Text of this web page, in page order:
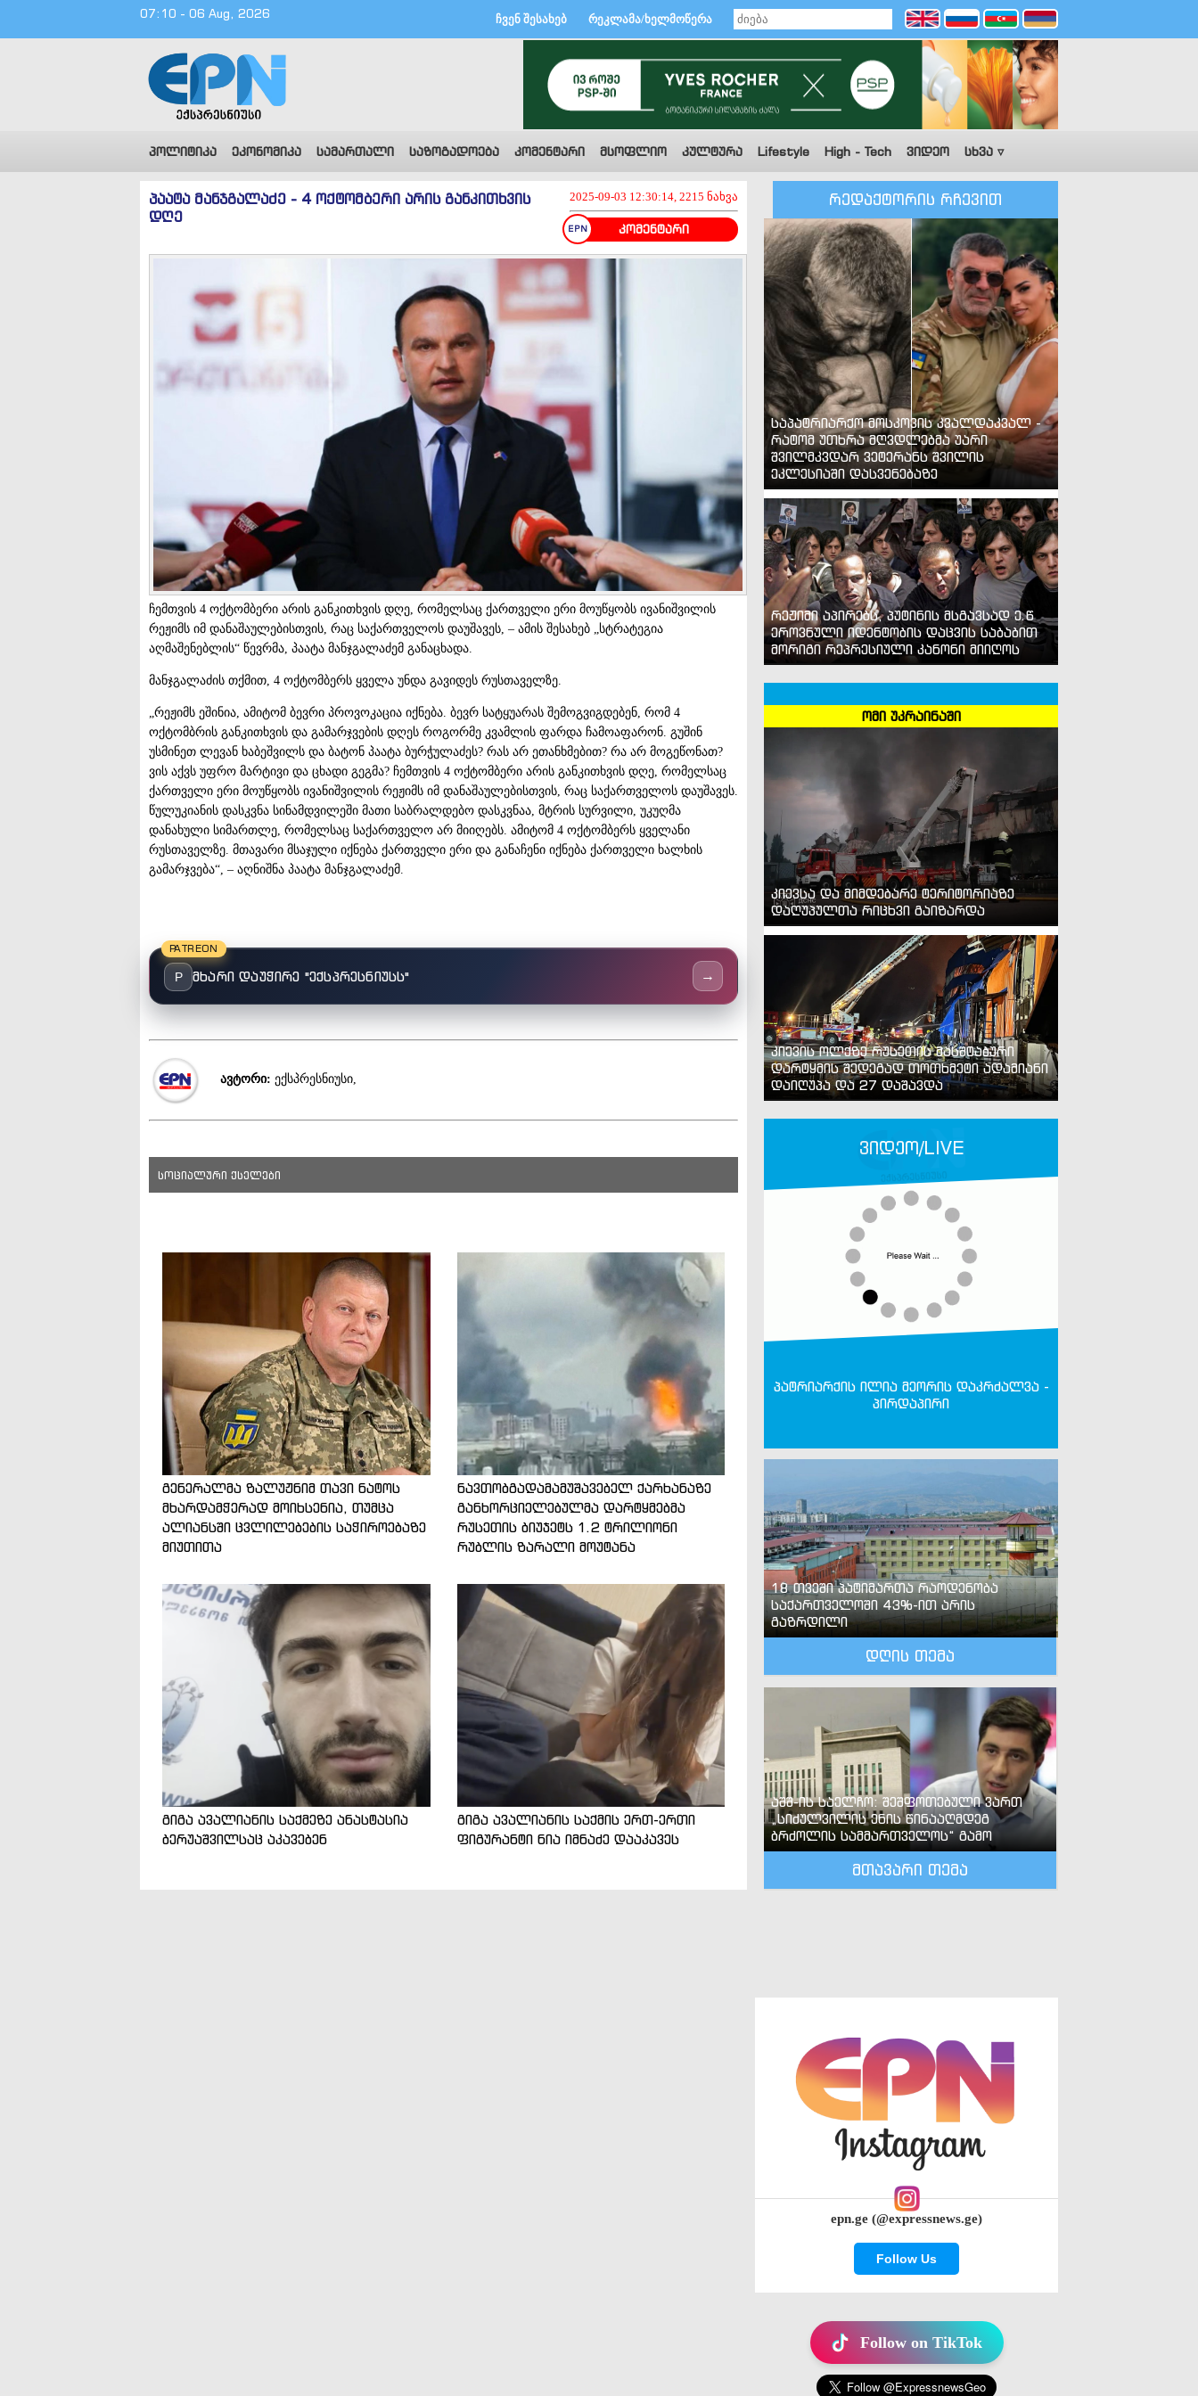
07:10 - 06 Aug, 2026 ჩვენ შესახებ რეკლამა/ხელმოწერა
პოლიტიკა ეკონომიკა სამართალი საზოგადოება კომენტარი მსოფლიო კულტურა Lifestyle High - Tech ვიდეო სხვა ▿
2025-09-03 12:30:14, 2215 ნახვა
კომენტარი
პაატა მანჯგალაძე - 4 ოქტომბერი არის განკითხვის
დღე
ჩემთვის 4 ოქტომბერი არის განკითხვის დღე, რომელსაც ქართველი ერი მოუწყობს ივანიშვილის
რეჟიმს იმ დანაშაულებისთვის, რაც საქართველოს დაუშავეს, – ამის შესახებ „სტრატეგია
აღმაშენებლის“ წევრმა, პაატა მანჯგალაძემ განაცხადა.
მანჯგალაძის თქმით, 4 ოქტომბერს ყველა უნდა გავიდეს რუსთაველზე.
„რეჟიმს ეშინია, ამიტომ ბევრი პროვოკაცია იქნება. ბევრ სატყუარას შემოგვიგდებენ, რომ 4
ოქტომბრის განკითხვის და გამარჯვების დღეს როგორმე კვამლის ფარდა ჩამოაფარონ. გუშინ
უსმინეთ ლევან ხაბეშვილს და ბატონ პაატა ბურჭულაძეს? რას არ ეთანხმებით? რა არ მოგეწონათ?
ვის აქვს უფრო მარტივი და ცხადი გეგმა? ჩემთვის 4 ოქტომბერი არის განკითხვის დღე, რომელსაც
ქართველი ერი მოუწყობს ივანიშვილის რეჟიმს იმ დანაშაულებისთვის, რაც საქართველოს დაუშავეს.
წულუკიანის დასკვნა სინამდვილეში მათი საბრალდებო დასკვნაა, მტრის სურვილი, უკუღმა
დანახული სიმართლე, რომელსაც საქართველო არ მიიღებს. ამიტომ 4 ოქტომბერს ყველანი
რუსთაველზე. მთავარი მსაჯული იქნება ქართველი ერი და განაჩენი იქნება ქართველი ხალხის
გამარჯვება“, – აღნიშნა პაატა მანჯგალაძემ.
PATREON
P მხარი დაუჭირე "ექსპრესნიუსს" →
ავტორი: ექსპრესნიუსი,
სოციალური ქსელები
გენერალმა ზალუჟნიმ თავი ნატოს
მხარდამჭერად მოიხსენია, თუმცა
ალიანსში ცვლილებების საჭიროებაზე
მიუთითა
ნავთობგადამამუშავებელ ქარხანაზე
განხორციელებულმა დარტყმებმა
რუსეთის ბიუჯეტს 1.2 ტრილიონი
რუბლის ზარალი მოუტანა
გიგა ავალიანის საქმეზე ანასტასია
ბერუაშვილსაც აკავებენ
გიგა ავალიანის საქმის ერთ-ერთი
ფიგურანტი ნია იმნაძე დააკავეს
რედაქტორის რჩევით
საპატრიარქო მოსკოვის კვალდაკვალ -
რატომ უთხრა მღვდლებმა უარი
შვილმკვდარ ვეტერანს შვილის
ეკლესიაში დასვენებაზე
რეჟიმი აპირებს, პუტინის მსგავსად ე.წ
ეროვნული იდენტობის დაცვის საბაბით
მორიგი რეპრესიული კანონი მიიღოს
ომი უკრაინაში
კიევსა და მიმდებარე ტერიტორიაზე
დაღუპულთა რიცხვი გაიზარდა
კიევის ოლქზე რუსეთის მასშტაბური
დარტყმის შედეგად თოთხმეტი ადამიანი
დაიღუპა და 27 დაშავდა
ვიდეო/LIVE
პატრიარქის ილია მეორის დაკრძალვა -
პირდაპირი
18 თვეში პატიმართა რაოდენობა
საქართველოში 43%-ით არის
გაზრდილი
დღის თემა
აშშ-ის საელჩო: შეშფოთებული ვართ
„სიძულვილის ენის წინააღმდეგ
ბრძოლის სამმართველოს“ გამო
მთავარი თემა
epn.ge (@expressnews.ge)
Follow Us
Follow on TikTok